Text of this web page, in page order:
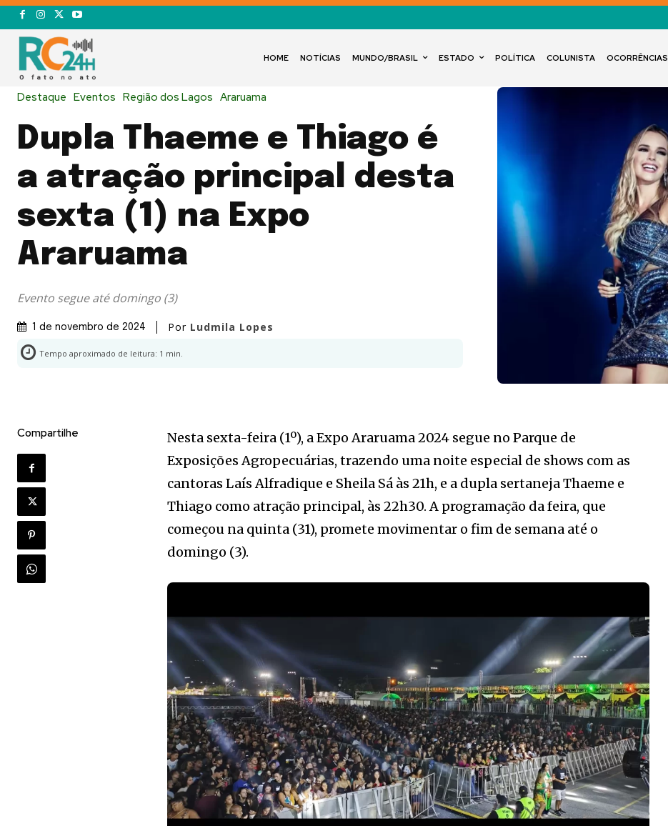
HOME NOTÍCIAS MUNDO/BRASIL ESTADO POLÍTICA COLUNISTA OCORRÊNCIAS
Destaque Eventos Região dos Lagos Araruama
Dupla Thaeme e Thiago é
a atração principal desta
sexta (1) na Expo
Araruama
Evento segue até domingo (3)
1 de novembro de 2024 Por Ludmila Lopes
Tempo aproximado de leitura: 1 min.
Compartilhe
Nesta sexta-feira (1º), a Expo Araruama 2024 segue no Parque de
Exposições Agropecuárias, trazendo uma noite especial de shows com as
cantoras Laís Alfradique e Sheila Sá às 21h, e a dupla sertaneja Thaeme e
Thiago como atração principal, às 22h30. A programação da feira, que
começou na quinta (31), promete movimentar o fim de semana até o
domingo (3).